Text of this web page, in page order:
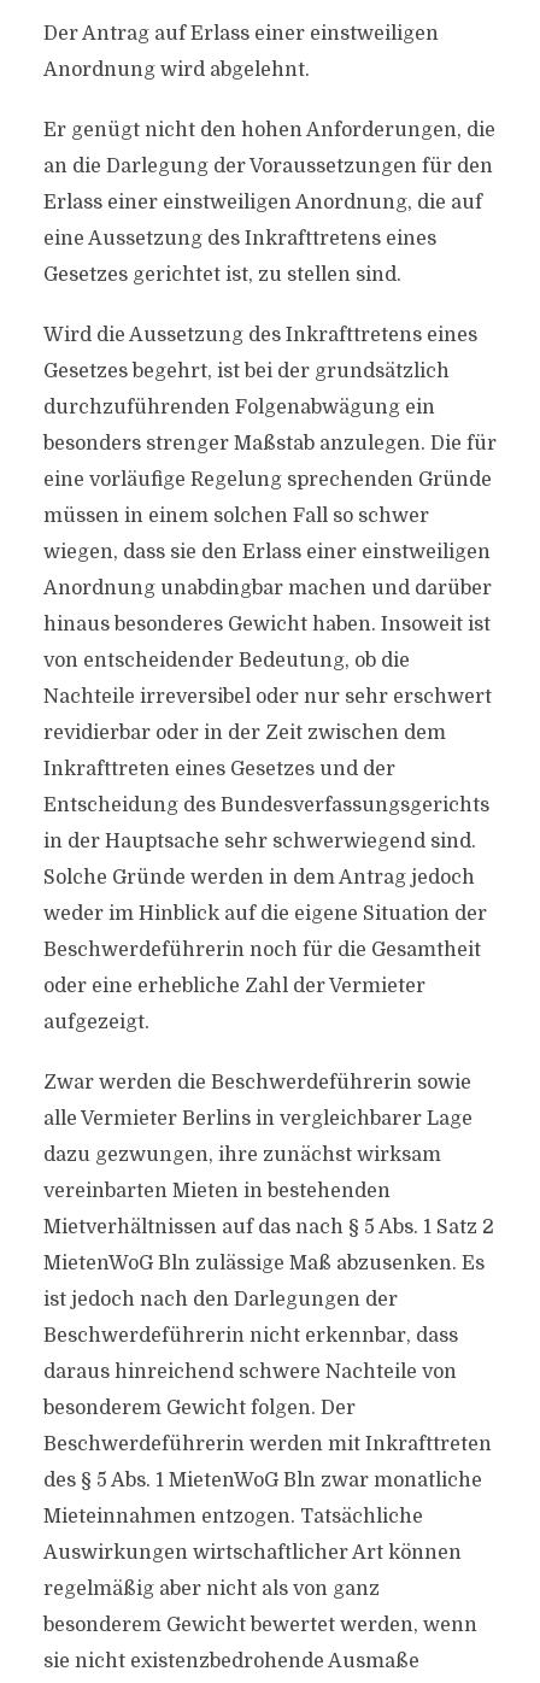
Der Antrag auf Erlass einer einstweiligen
Anordnung wird abgelehnt.
Er genügt nicht den hohen Anforderungen, die
an die Darlegung der Voraussetzungen für den
Erlass einer einstweiligen Anordnung, die auf
eine Aussetzung des Inkrafttretens eines
Gesetzes gerichtet ist, zu stellen sind.
Wird die Aussetzung des Inkrafttretens eines
Gesetzes begehrt, ist bei der grundsätzlich
durchzuführenden Folgenabwägung ein
besonders strenger Maßstab anzulegen. Die für
eine vorläufige Regelung sprechenden Gründe
müssen in einem solchen Fall so schwer
wiegen, dass sie den Erlass einer einstweiligen
Anordnung unabdingbar machen und darüber
hinaus besonderes Gewicht haben. Insoweit ist
von entscheidender Bedeutung, ob die
Nachteile irreversibel oder nur sehr erschwert
revidierbar oder in der Zeit zwischen dem
Inkrafttreten eines Gesetzes und der
Entscheidung des Bundesverfassungsgerichts
in der Hauptsache sehr schwerwiegend sind.
Solche Gründe werden in dem Antrag jedoch
weder im Hinblick auf die eigene Situation der
Beschwerdeführerin noch für die Gesamtheit
oder eine erhebliche Zahl der Vermieter
aufgezeigt.
Zwar werden die Beschwerdeführerin sowie
alle Vermieter Berlins in vergleichbarer Lage
dazu gezwungen, ihre zunächst wirksam
vereinbarten Mieten in bestehenden
Mietverhältnissen auf das nach § 5 Abs. 1 Satz 2
MietenWoG Bln zulässige Maß abzusenken. Es
ist jedoch nach den Darlegungen der
Beschwerdeführerin nicht erkennbar, dass
daraus hinreichend schwere Nachteile von
besonderem Gewicht folgen. Der
Beschwerdeführerin werden mit Inkrafttreten
des § 5 Abs. 1 MietenWoG Bln zwar monatliche
Mieteinnahmen entzogen. Tatsächliche
Auswirkungen wirtschaftlicher Art können
regelmäßig aber nicht als von ganz
besonderem Gewicht bewertet werden, wenn
sie nicht existenzbedrohende Ausmaße